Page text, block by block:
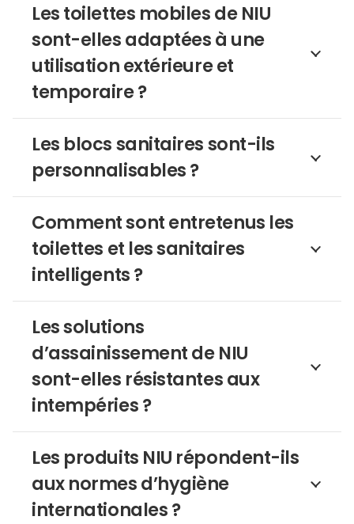
Les toilettes mobiles de NIU
sont-elles adaptées à une
utilisation extérieure et
temporaire ?
Les blocs sanitaires sont-ils
personnalisables ?
Comment sont entretenus les
toilettes et les sanitaires
intelligents ?
Les solutions
d’assainissement de NIU
sont-elles résistantes aux
intempéries ?
Les produits NIU répondent-ils
aux normes d’hygiène
internationales ?